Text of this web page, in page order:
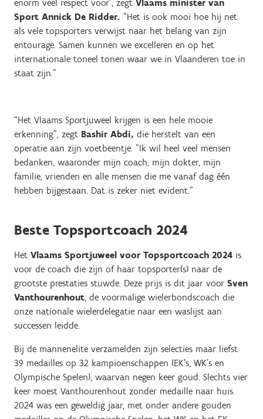
enorm veel respect voor”, zegt Vlaams minister van
Sport Annick De Ridder. "Het is ook mooi hoe hij net
als vele topsporters verwijst naar het belang van zijn
entourage. Samen kunnen we excelleren en op het
internationale toneel tonen waar we in Vlaanderen toe in
staat zijn."
“Het Vlaams Sportjuweel krijgen is een hele mooie
erkenning”, zegt Bashir Abdi, die herstelt van een
operatie aan zijn voetbeentje. "Ik wil heel veel mensen
bedanken, waaronder mijn coach, mijn dokter, mijn
familie, vrienden en alle mensen die me vanaf dag één
hebben bijgestaan. Dat is zeker niet evident."
Beste Topsportcoach 2024
Het Vlaams Sportjuweel voor Topsportcoach 2024 is
voor de coach die zijn of haar topsporter(s) naar de
grootste prestaties stuwde. Deze prijs is dit jaar voor Sven
Vanthourenhout, de voormalige wielerbondscoach die
onze nationale wielerdelegatie naar een waslijst aan
successen leidde.
Bij de mannenelite verzamelden zijn selecties maar liefst
39 medailles op 32 kampioenschappen (EK’s, WK’s en
Olympische Spelen), waarvan negen keer goud. Slechts vier
keer moest Vanthourenhout zonder medaille naar huis.
2024 was een geweldig jaar, met onder andere gouden